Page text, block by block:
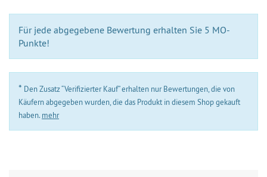
Für jede abgegebene Bewertung erhalten Sie 5 MO-
Punkte!
* Den Zusatz “Verifizierter Kauf” erhalten nur Bewertungen, die von
Käufern abgegeben wurden, die das Produkt in diesem Shop gekauft
haben. mehr